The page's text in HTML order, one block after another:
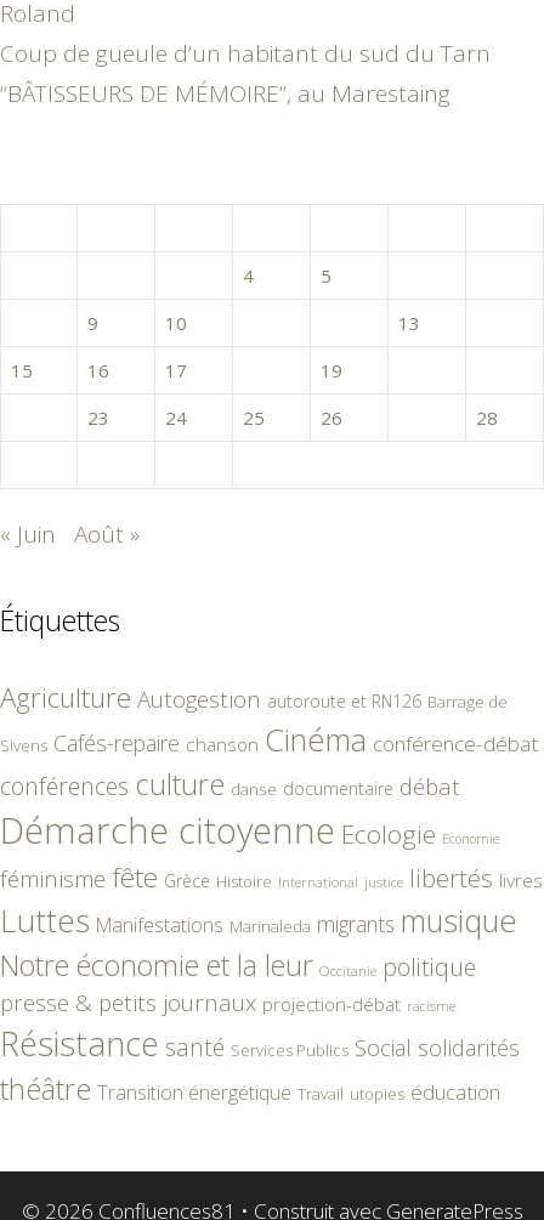
Roland
Coup de gueule d’un habitant du sud du Tarn
“BÂTISSEURS DE MÉMOIRE”, au Marestaing
4 5
9 10 13
15
16 17 19
23 24 25 26
28
« Juin Août »
Étiquettes
Agriculture Autogestion autoroute et RN126 Barrage de
Sivens Cafés-repaire chanson Cinéma conférence-débat
conférences culture danse documentaire débat
Démarche citoyenne Ecologie Economie
féminisme fête Grèce Histoire International justice libertés livres
Luttes Manifestations Marinaleda migrants musique
Notre économie et la leur Occitanie politique
presse & petits journaux projection-débat racisme
Résistance santé Services Publics Social solidarités
théâtre Transition énergétique Travail utopies éducation
© 2026 Confluences81 • Construit avec GeneratePress